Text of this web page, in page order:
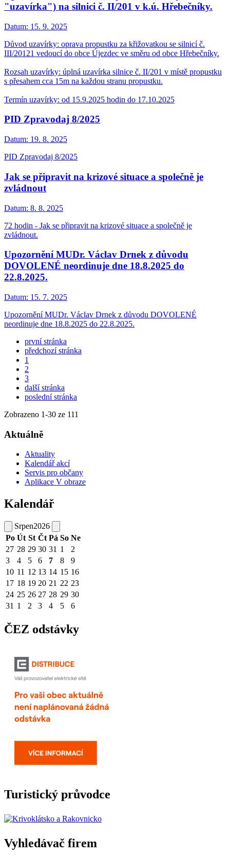
"uzavírka") na silnici č. II/201 v k.ú. Hřebečníky.
Datum: 15. 9. 2025
Důvod uzavírky: oprava propustku za křižovatkou se silnicí č.
III/20121 vedoucí do obce Újezdec ve směru od obce Hřebečníky.
Rozsah uzavírky: úplná uzavírka silnice č. II/201 v místě propustku
s přesahem cca 15m na každou stranu propustku.
Termín uzavírky: od 15.9.2025 hodin do 17.10.2025
PID Zpravodaj 8/2025
Datum: 19. 8. 2025
PID Zpravodaj 8/2025
Jak se připravit na krizové situace a společně je
zvládnout
Datum: 8. 8. 2025
72 hodin - Jak se připravit na krizové situace a společně je
zvládnout.
Upozornění MUDr. Václav Drnek z důvodu
DOVOLENÉ neordinuje dne 18.8.2025 do
22.8.2025.
Datum: 15. 7. 2025
Upozornění MUDr. Václav Drnek z důvodu DOVOLENÉ
neordinuje dne 18.8.2025 do 22.8.2025.
první stránka
předchozí stránka
1
2
3
další stránka
poslední stránka
Zobrazeno 1-30 ze 111
Aktuálně
Aktuality
Kalendář akcí
Servis pro občany
Aplikace V obraze
Kalendář
Srpen2026
Po Út St Čt Pá So Ne
27 28 29 30 31 1
2
3
4 5 6 7 8
9
10 11 12 13 14 15 16
17 18 19 20 21 22 23
24 25 26 27 28 29 30
31 1 2 3 4 5 6
ČEZ odstávky
Turistický průvodce
Vyhledávač firem